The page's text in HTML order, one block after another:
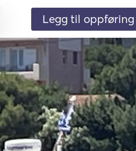
Legg til oppføring